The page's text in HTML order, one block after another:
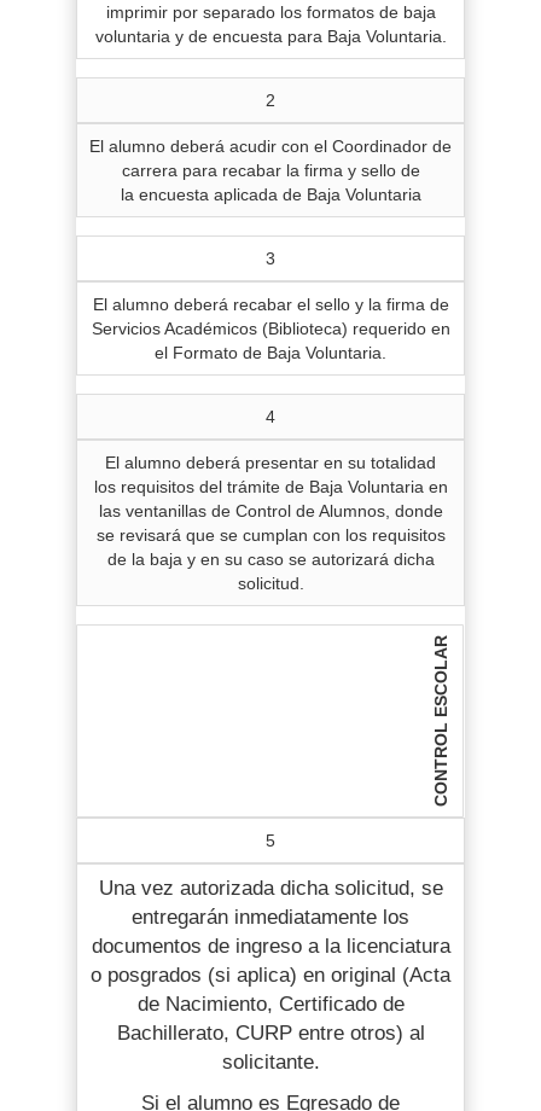
imprimir por separado los formatos de baja
voluntaria y de encuesta para Baja Voluntaria.
2
El alumno deberá acudir con el Coordinador de
carrera para recabar la firma y sello de
la encuesta aplicada de Baja Voluntaria
3
El alumno deberá recabar el sello y la firma de
Servicios Académicos (Biblioteca) requerido en
el Formato de Baja Voluntaria.
4
El alumno deberá presentar en su totalidad
los requisitos del trámite de Baja Voluntaria en
las ventanillas de Control de Alumnos, donde
se revisará que se cumplan con los requisitos
de la baja y en su caso se autorizará dicha
solicitud.
CONTROL ESCOLAR
5
Una vez autorizada dicha solicitud, se
entregarán inmediatamente los
documentos de ingreso a la licenciatura
o posgrados (si aplica) en original (Acta
de Nacimiento, Certificado de
Bachillerato, CURP entre otros) al
solicitante.
Si el alumno es Egresado de